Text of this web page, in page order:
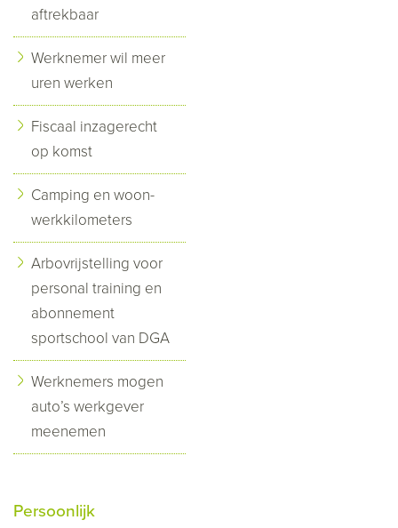
aftrekbaar
Werknemer wil meer
uren werken
Fiscaal inzagerecht
op komst
Camping en woon-
werkkilometers
Arbovrijstelling voor
personal training en
abonnement
sportschool van DGA
Werknemers mogen
auto’s werkgever
meenemen
Persoonlijk